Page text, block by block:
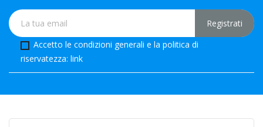
Accetto le condizioni generali e la politica di
riservatezza: link